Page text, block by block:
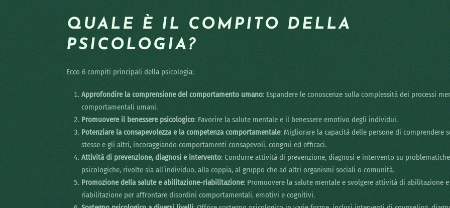
QUALE È IL COMPITO DELLA
PSICOLOGIA?
Ecco 6 compiti principali della psicologia:
Approfondire la comprensione del comportamento umano: Espandere le conoscenze sulla complessità dei processi
comportamentali umani.
Promuovere il benessere psicologico: Favorire la salute mentale e il benessere emotivo degli individui.
Potenziare la consapevolezza e la competenza comportamentale: Migliorare la capacità delle persone di comprendere
stesse e gli altri, incoraggiando comportamenti consapevoli, congrui ed efficaci.
Attività di prevenzione, diagnosi e intervento: Condurre attività di prevenzione, diagnosi e intervento su problematiche
psicologiche, rivolte sia all’individuo, alla coppia, al gruppo che ad altri organismi sociali o comunità.
Promozione della salute e abilitazione-riabilitazione: Promuovere la salute mentale e svolgere attività di abilitazione e
riabilitazione per affrontare disordini comportamentali, emotivi e cognitivi.